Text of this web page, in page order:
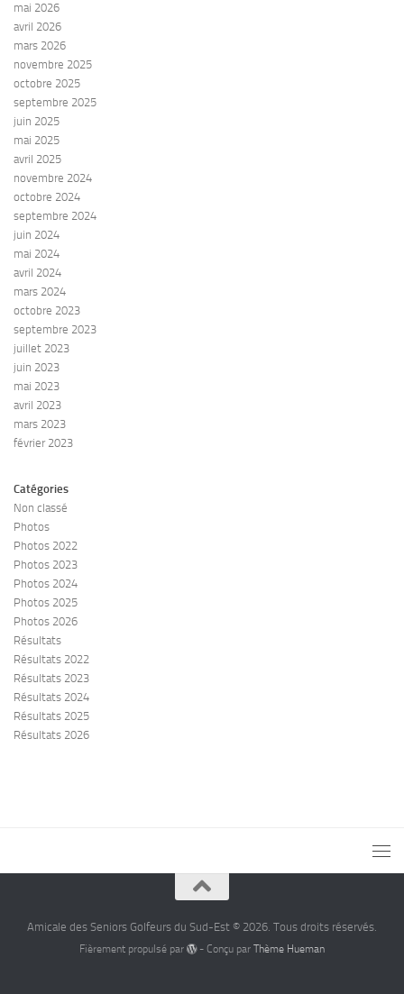
mai 2026
avril 2026
mars 2026
novembre 2025
octobre 2025
septembre 2025
juin 2025
mai 2025
avril 2025
novembre 2024
octobre 2024
septembre 2024
juin 2024
mai 2024
avril 2024
mars 2024
octobre 2023
septembre 2023
juillet 2023
juin 2023
mai 2023
avril 2023
mars 2023
février 2023
Catégories
Non classé
Photos
Photos 2022
Photos 2023
Photos 2024
Photos 2025
Photos 2026
Résultats
Résultats 2022
Résultats 2023
Résultats 2024
Résultats 2025
Résultats 2026
Amicale des Seniors Golfeurs du Sud-Est © 2026. Tous droits réservés.
Fièrement propulsé par - Conçu parThème Hueman